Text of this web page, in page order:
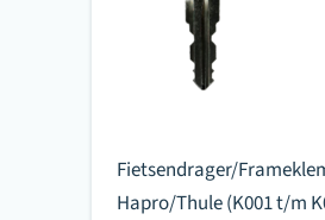
Fietsendrager/
Hapro/Thule (K001 t/m